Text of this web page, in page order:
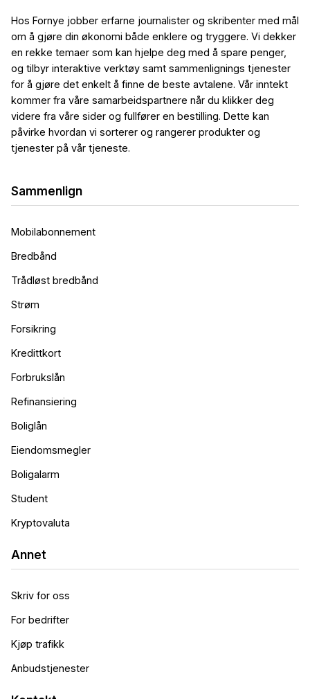
Hos Fornye jobber erfarne journalister og skribenter med mål
om å gjøre din økonomi både enklere og tryggere. Vi dekker
en rekke temaer som kan hjelpe deg med å spare penger,
og tilbyr interaktive verktøy samt sammenlignings tjenester
for å gjøre det enkelt å finne de beste avtalene. Vår inntekt
kommer fra våre samarbeidspartnere når du klikker deg
videre fra våre sider og fullfører en bestilling. Dette kan
påvirke hvordan vi sorterer og rangerer produkter og
tjenester på vår tjeneste.
Sammenlign
Mobilabonnement
Bredbånd
Trådløst bredbånd
Strøm
Forsikring
Kredittkort
Forbrukslån
Refinansiering
Boliglån
Eiendomsmegler
Boligalarm
Student
Kryptovaluta
Annet
Skriv for oss
For bedrifter
Kjøp trafikk
Anbudstjenester